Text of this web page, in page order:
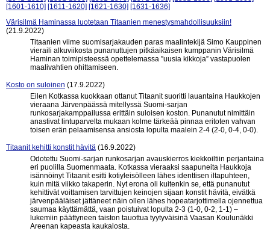
[1601-1610] [1611-1620] [1621-1630] [1631-1636]
Värisilmä Haminassa luotetaan Titaanien menestysmahdollisuuksiin!
(21.9.2022)
Titaanien viime suomisarjakauden paras maalintekijä Simo Kauppinen
vieraili alkuviikosta punanuttujen pitkäaikaisen kumppanin Värisilmä
Haminan toimipisteessä opettelemassa ”uusia kikkoja” vastapuolen
maalivahtien ohittamiseen.
Kosto on suloinen (17.9.2022)
Eilen Kotkassa kuokkaan ottanut Titaanit suoritti lauantaina Haukkojen
vieraana Järvenpäässä mitellyssä Suomi-sarjan
runkosarjakamppailussa erittäin suloisen koston. Punanutut nimittäin
anastivat lintuparvelta mukaan kolme tärkeää pinnaa eritoten vahvan
toisen erän pelaamisensa ansiosta lopulta maalein 2-4 (2-0, 0-4, 0-0).
Titaanit kehitti konstit hävitä (16.9.2022)
Odotettu Suomi-sarjan runkosarjan avauskierros kiekkoiltiin perjantaina
eri puolilla Suomenmaata. Kotkassa vieraaksi saapuneita Haukkoja
isännöinyt Titaanit esitti kotiyleisölleen lähes identtisen iltapuhteen,
kuin mitä viikko takaperin. Nyt erona oli kuitenkin se, että punanutut
kehittivät voittamisen tarvittujen keinojen sijaan konstit hävitä, eivätkä
järvenpääläiset jättäneet näin ollen lähes hopeatarjottimella ojennettua
saumaa käyttämättä, vaan poistuivat lopulta 2-3 (1-0, 0-2, 1-1) –
lukemiin päättyneen taiston tauottua tyytyväisinä Vaasan Koulunäkki
Areenan kapeasta kaukalosta.